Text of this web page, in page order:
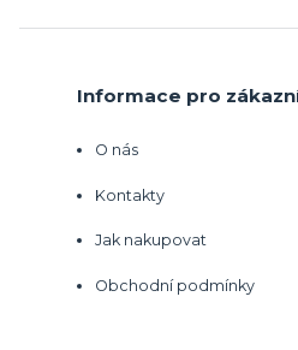
Informace pro
O nás
Kontakty
Jak nakupovat
Obchodní podmínky